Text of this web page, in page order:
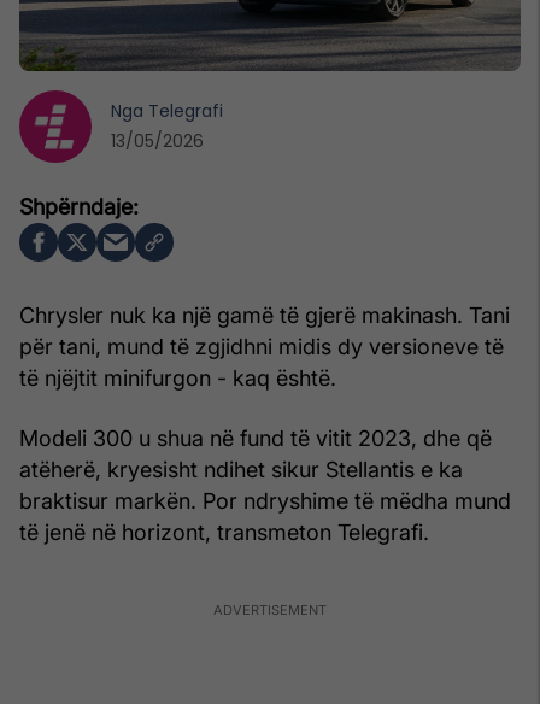
Chrysler nuk ka një gamë të gjerë makinash. Tani
për tani, mund të zgjidhni midis dy versioneve të
të njëjtit minifurgon - kaq është.
Modeli 300 u shua në fund të vitit 2023, dhe që
atëherë, kryesisht ndihet sikur Stellantis e ka
braktisur markën. Por ndryshime të mëdha mund
të jenë në horizont, transmeton Telegrafi.
Nga Telegrafi
13/05/2026